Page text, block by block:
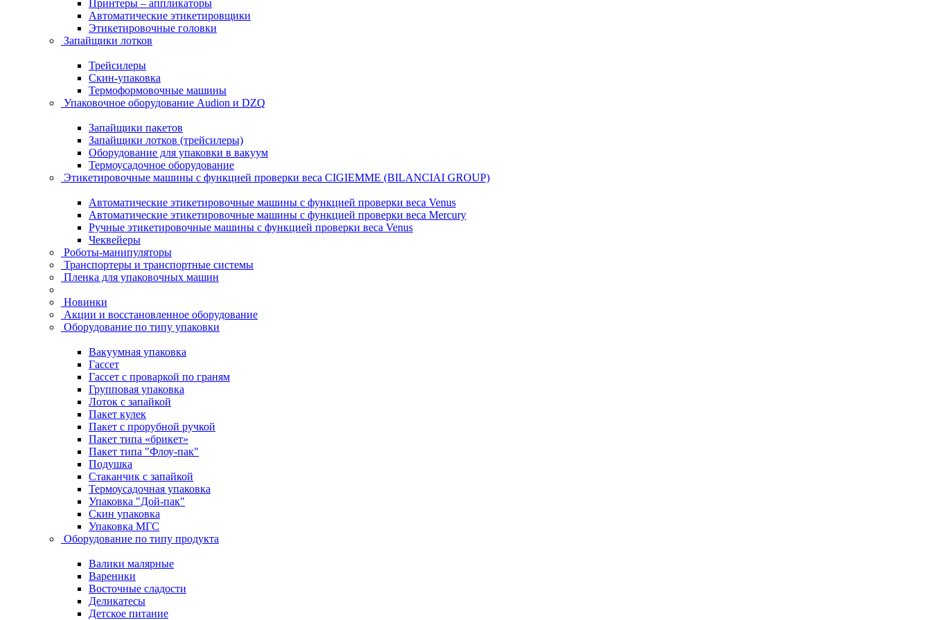
Принтеры – аппликаторы
Автоматические этикетировщики
Этикетировочные головки
Запайщики лотков
Трейсилеры
Скин-упаковка
Термоформовочные машины
Упаковочное оборудование Audion и DZQ
Запайщики пакетов
Запайщики лотков (трейсилеры)
Оборудование для упаковки в вакуум
Термоусадочное оборудование
Этикетировочные машины с функцией проверки веса CIGIEMME (BILANCIAI GROUP)
Автоматические этикетировочные машины с функцией проверки веса Venus
Автоматические этикетировочные машины с функцией проверки веса Mercury
Ручные этикетировочные машины с функцией проверки веса Venus
Чеквейеры
Роботы-манипуляторы
Транспортеры и транспортные системы
Пленка для упаковочных машин
Новинки
Акции и восстановленное оборудование
Оборудование по типу упаковки
Вакуумная упаковка
Гассет
Гассет с проваркой по граням
Групповая упаковка
Лоток с запайкой
Пакет кулек
Пакет с прорубной ручкой
Пакет типа «брикет»
Пакет типа "Флоу-пак"
Подушка
Стаканчик с запайкой
Термоусадочная упаковка
Упаковка "Дой-пак"
Скин упаковка
Упаковка МГС
Оборудование по типу продукта
Валики малярные
Вареники
Восточные сладости
Деликатесы
Детское питание